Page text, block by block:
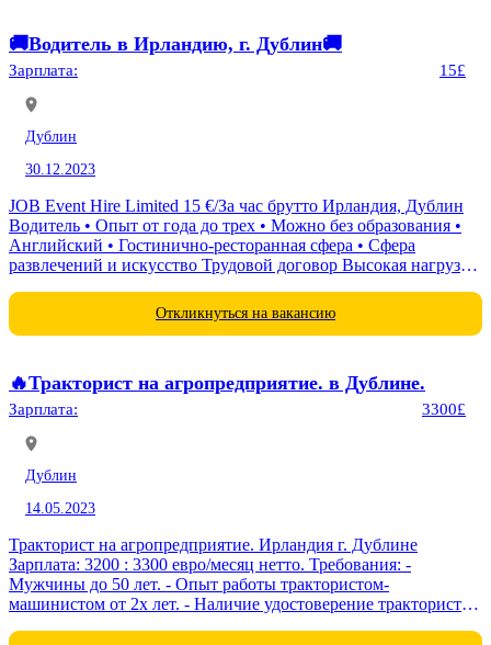
🚚Водитель в Ирландию, г. Дублин🚚
Зарплата: 15£
Дублин
30.12.2023
JOB Event Hire Limited 15 €/За час брутто Ирландия, Дублин
Водитель • Опыт от года до трех • Можно без образования •
Английский • Гостинично-ресторанная сфера • Сфера
развлечений и искусство Трудовой договор Высокая нагрузка
Откликнуться на вакансию
🔥Тракторист на агропредприятие. в Дублине.
Зарплата: 3300£
Дублин
14.05.2023
Тракторист на агропредприятие. Ирландия г. Дублине
Зарплата: 3200 : 3300 евро/месяц нетто. Требования: -
Мужчины до 50 лет. - Опыт работы трактористом-
машинистом от 2х лет. - Наличие удостоверение тракториста -